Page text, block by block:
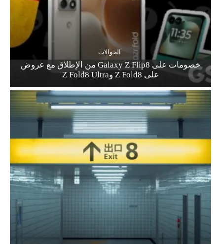
الجوالات
خصومات على Galaxy Z Flip8 من الإطلاق مع عروض
على Z Fold8 وZ Fold8 Ultra